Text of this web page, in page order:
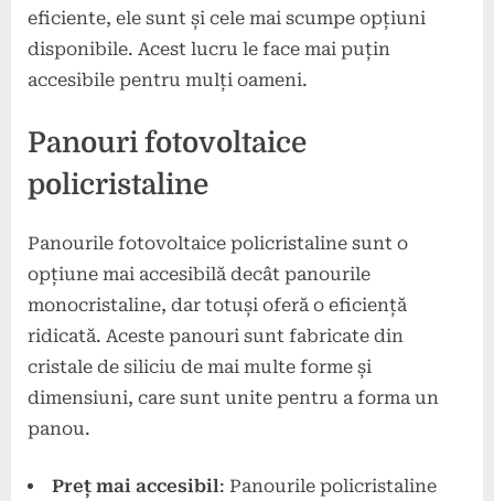
eficiente, ele sunt și cele mai scumpe opțiuni
disponibile. Acest lucru le face mai puțin
accesibile pentru mulți oameni.
Panouri fotovoltaice
policristaline
Panourile fotovoltaice policristaline sunt o
opțiune mai accesibilă decât panourile
monocristaline, dar totuși oferă o eficiență
ridicată. Aceste panouri sunt fabricate din
cristale de siliciu de mai multe forme și
dimensiuni, care sunt unite pentru a forma un
panou.
Preț mai accesibil: Panourile policristaline